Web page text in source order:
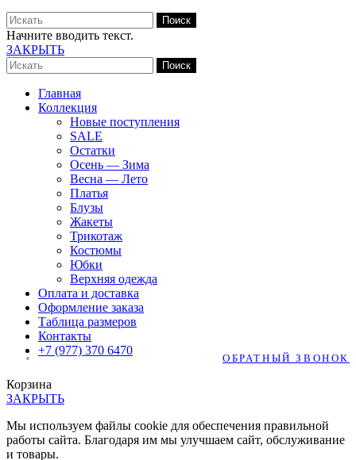
Поиск
Начните вводить текст.
ЗАКРЫТЬ
Поиск
Главная
Коллекция
Новые поступления
SALE
Остатки
Осень — Зима
Весна — Лето
Платья
Блузы
Жакеты
Трикотаж
Костюмы
Юбки
Верхняя одежда
Оплата и доставка
Оформление заказа
Таблица размеров
Контакты
+7 (977) 370 6470
ОБРАТНЫЙ ЗВОНОК
Корзина
ЗАКРЫТЬ
Мы используем файлы cookie для обеспечения правильной
работы сайта. Благодаря им мы улучшаем сайт, обслуживание
и товары.